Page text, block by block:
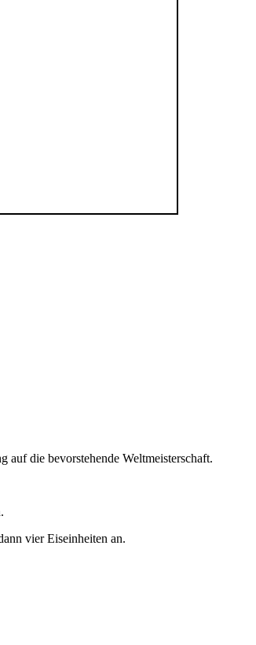
auf die bevorstehende Weltmeisterschaft.
vier Eiseinheiten an.